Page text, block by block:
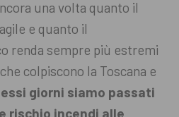
una volta quanto il
e quanto il
renda sempre più estremi
colpiscono la Toscana e
giorni siamo passati
rischio incendi alle